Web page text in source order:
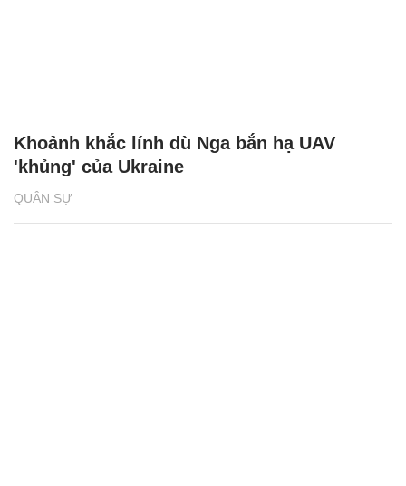
QUÂN SỰ
Khoảnh khắc lính dù Nga bắn hạ UAV
'khủng' của Ukraine